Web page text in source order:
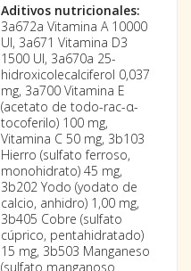
Aditivos nutricionales:
3a672a Vitamina A 10000
UI, 3a671 Vitamina D3
1500 UI, 3a670a 25-
hidroxicolecalciferol 0,037
mg, 3a700 Vitamina E
(acetato de todo-rac-α-
tocoferilo) 100 mg,
Vitamina C 50 mg, 3b103
Hierro (sulfato ferroso,
monohidrato) 45 mg,
3b202 Yodo (yodato de
calcio, anhidro) 1,00 mg,
3b405 Cobre (sulfato
cúprico, pentahidratado)
15 mg, 3b503 Manganeso
(sulfato manganoso